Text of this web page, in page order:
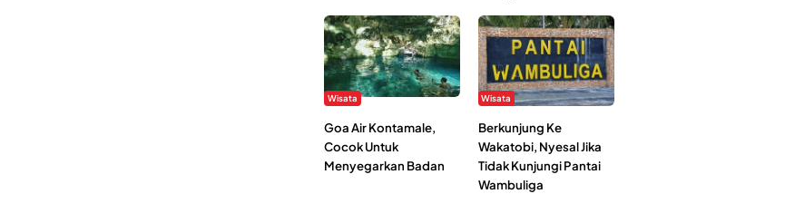
Wisata
Goa Air Kontamale,
Cocok Untuk
Menyegarkan Badan
Wisata
Berkunjung Ke
Wakatobi, Nyesal Jika
Tidak Kunjungi Pantai
Wambuliga